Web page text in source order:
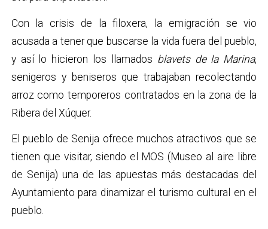
Con la crisis de la filoxera, la emigración se vio
acusada a tener que buscarse la vida fuera del pueblo,
y así lo hicieron los llamados blavets de la Marina,
senigeros y beniseros que trabajaban recolectando
arroz como temporeros contratados en la zona de la
Ribera del Xúquer.
El pueblo de Senija ofrece muchos atractivos que se
tienen que visitar, siendo el MOS (Museo al aire libre
de Senija) una de las apuestas más destacadas del
Ayuntamiento para dinamizar el turismo cultural en el
pueblo.